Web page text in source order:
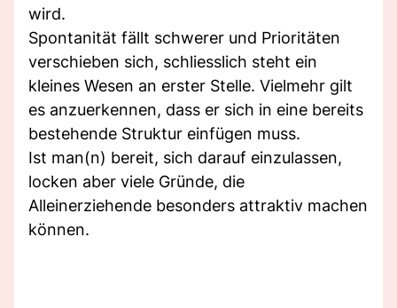
wird.
Spontanität fällt schwerer und Prioritäten
verschieben sich, schliesslich steht ein
kleines Wesen an erster Stelle. Vielmehr gilt
es anzuerkennen, dass er sich in eine bereits
bestehende Struktur einfügen muss.
Ist man(n) bereit, sich darauf einzulassen,
locken aber viele Gründe, die
Alleinerziehende besonders attraktiv machen
können.